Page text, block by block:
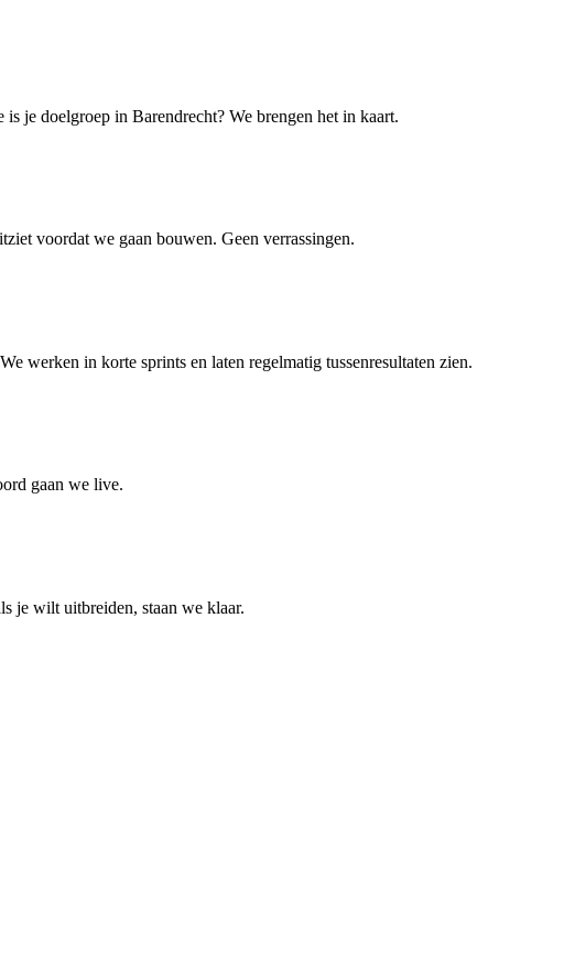
je doelgroep in Barendrecht? We brengen het in kaart.
voordat we gaan bouwen. Geen verrassingen.
werken in korte sprints en laten regelmatig tussenresultaten zien.
gaan we live.
je wilt uitbreiden, staan we klaar.